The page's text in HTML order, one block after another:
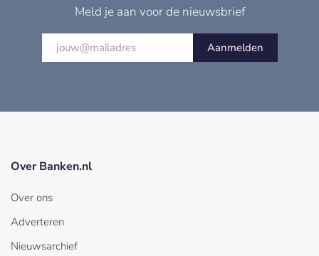
Meld je aan voor de nieuwsbrief
Aanmelden
Over Banken.nl
Over ons
Adverteren
Nieuwsarchief